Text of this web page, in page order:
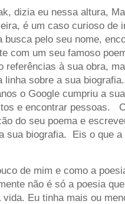
dizia eu nessa altura,
é um caso curioso de
busca pelo seu nome,
com um seu famoso
referências à sua obra,
linha sobre a sua
o Google cumpriu a
e encontrar pessoas.
do seu poema e
sua biografia. Eis o que
de mim e como a
não é só a poesia
Eu tinha mais ou